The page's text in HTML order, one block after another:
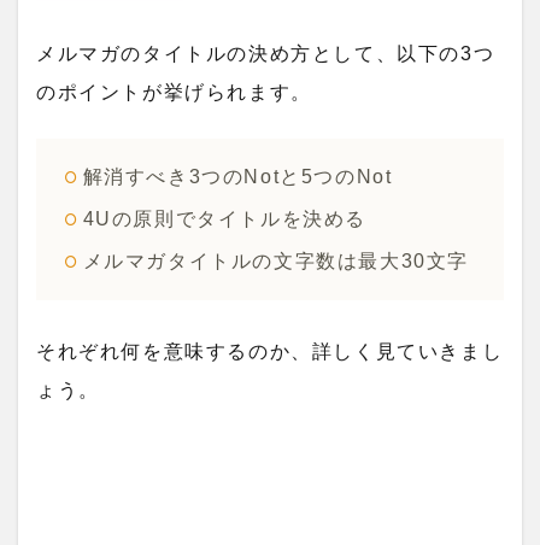
メルマガのタイトルの決め方として、以下の3つ
のポイントが挙げられます。
解消すべき3つのNotと5つのNot
4Uの原則でタイトルを決める
メルマガタイトルの文字数は最大30文字
それぞれ何を意味するのか、詳しく見ていきまし
ょう。